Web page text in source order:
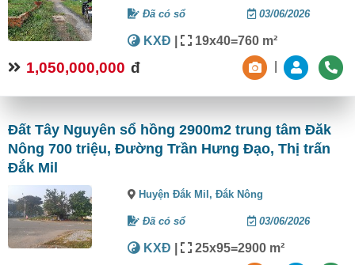
Đã có sổ 03/06/2026
KXĐ | 19x40=760 m²
1,050,000,000 đ
Đất Tây Nguyên sổ hồng 2900m2 trung tâm Đăk
Nông 700 triệu, Đường Trần Hưng Đạo, Thị trấn
Đắk Mil
Huyện Đắk Mil,Đắk Nông
Đã có sổ 03/06/2026
KXĐ | 25x95=2900 m²